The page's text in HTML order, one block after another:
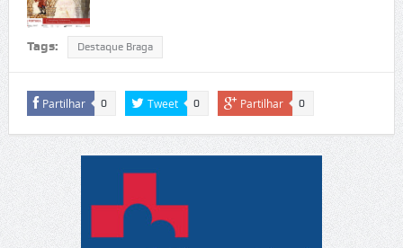
Tags: Destaque Braga
Partilhar 0 Tweet 0 Partilhar 0